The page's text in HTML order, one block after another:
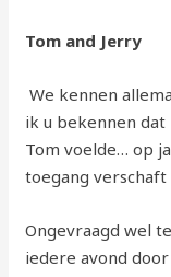
Tom and Jerry
We kennen
ik u bekennen
Tom voelde… op
toegang verschaft
Ongevraagd wel
iedere avond